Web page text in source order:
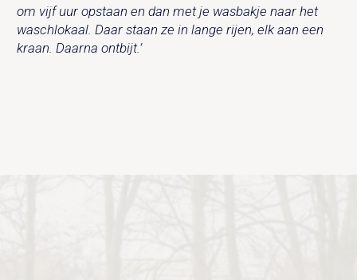
om vijf uur opstaan en dan met je wasbakje naar het
waschlokaal. Daar staan ze in lange rijen, elk aan een
kraan. Daarna ontbijt.’